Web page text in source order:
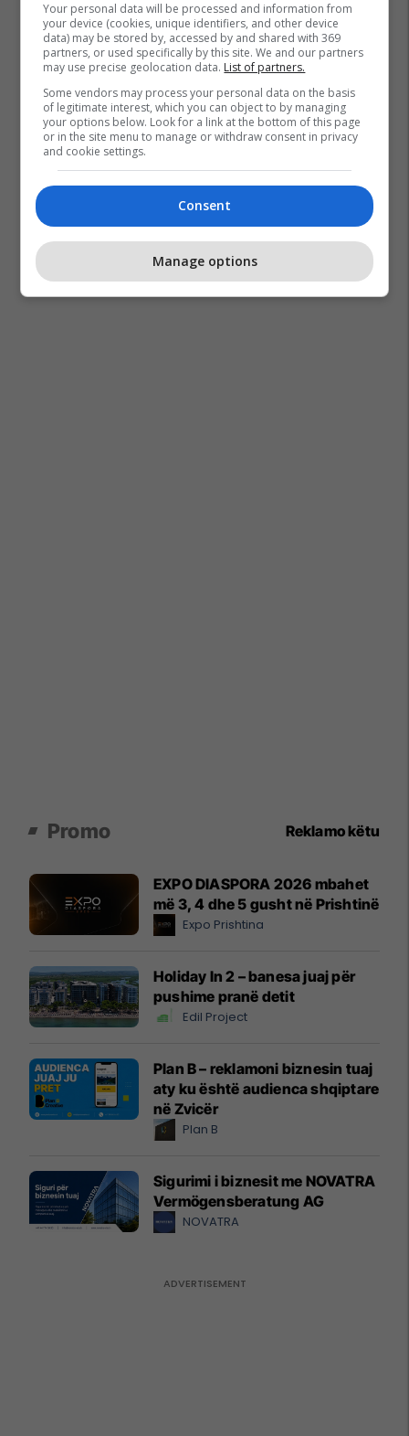
Shba Donald Trump
Idaho
Kentucky Nevada
Tennessee
Karburantet
Promo Reklamo këtu
EXPO DIASPORA 2026 mbahet
më 3, 4 dhe 5 gusht në Prishtinë
Expo Prishtina
Holiday In 2 – banesa juaj për
pushime pranë detit
Edil Project
Plan B – reklamoni biznesin tuaj
aty ku është audienca shqiptare
në Zvicër
Plan B
Sigurimi i biznesit me NOVATRA
Vermögensberatung AG
NOVATRA
Your personal data will be processed and information from
your device (cookies, unique identifiers, and other device
data) may be stored by, accessed by and shared with 369
partners, or used specifically by this site. We and our partners
may use precise geolocation data. List of partners.
Some vendors may process your personal data on the basis
of legitimate interest, which you can object to by managing
your options below. Look for a link at the bottom of this page
or in the site menu to manage or withdraw consent in privacy
and cookie settings.
Consent
Manage options